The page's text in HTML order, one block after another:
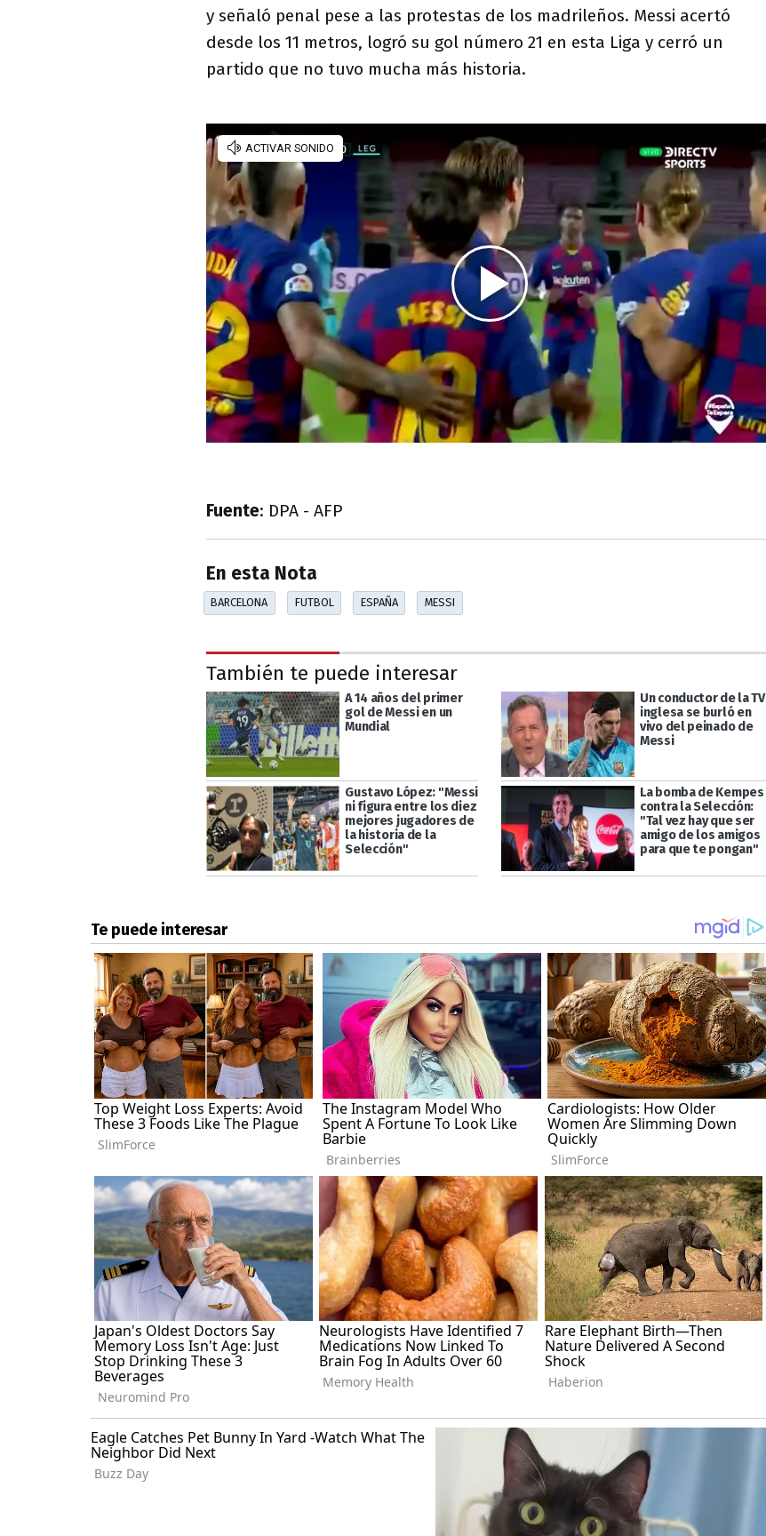
y señaló penal pese a las protestas de los madrileños. Messi acertó
desde los 11 metros, logró su gol número 21 en esta Liga y cerró un
partido que no tuvo mucha más historia.
Fuente: DPA - AFP
En esta Nota
BARCELONA FUTBOL ESPAÑA MESSI
También te puede interesar
A 14 años del primer
gol de Messi en un
Mundial
Un conductor de la TV
inglesa se burló en
vivo del peinado de
Messi
Gustavo López: "Messi
ni figura entre los diez
mejores jugadores de
la historia de la
Selección"
La bomba de Kempes
contra la Selección:
"Tal vez hay que ser
amigo de los amigos
para que te pongan"